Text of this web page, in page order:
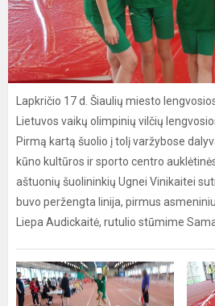
Lapkričio 17 d. Šiaulių miesto
Lietuvos vaikų olimpinių vilčių
Pirmą kartą šuolio į tolį varžybose
kūno kultūros ir sporto centro
aštuonių šuolininkių Ugnei Vinikaitei
buvo peržengta linija, pirmus
Liepa Audickaitė, rutulio stūmime